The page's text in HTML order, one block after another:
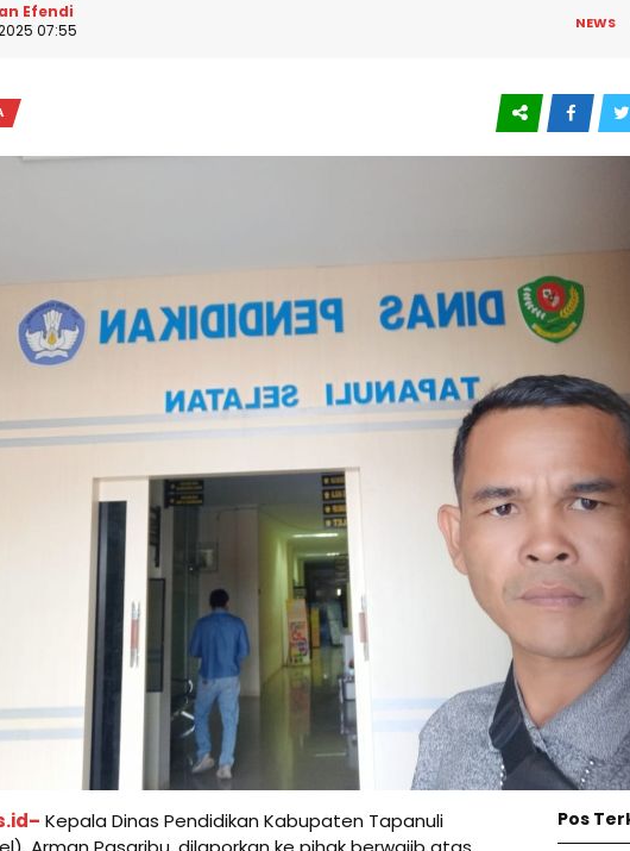
Efendi
07:55
NEWS
Kepala Dinas Pendidikan Kabupaten Tapanuli
Pos